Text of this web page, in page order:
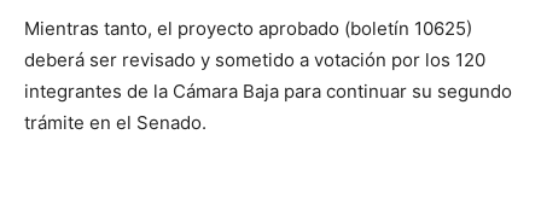
Mientras tanto, el proyecto aprobado (boletín 10625)
deberá ser revisado y sometido a votación por los 120
integrantes de la Cámara Baja para continuar su segundo
trámite en el Senado.